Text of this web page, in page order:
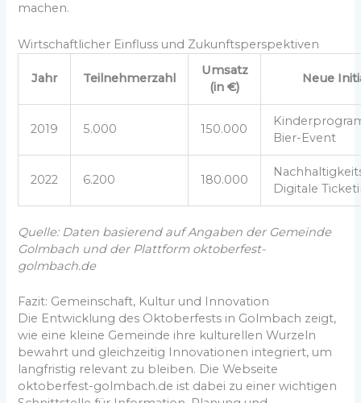
machen.
Wirtschaftlicher Einfluss und Zukunftsperspektiven
Jahr Teilnehmerzahl
Umsatz
(in €)
Neue
2019 5.000 150.000
Bier-Event
2022 6.200 180.000
Digitale
Quelle: Daten basierend auf Angaben der Gemeinde
Golmbach und der Plattform oktoberfest-
golmbach.de
Fazit: Gemeinschaft, Kultur und Innovation
Die Entwicklung des Oktoberfests in Golmbach zeigt,
wie eine kleine Gemeinde ihre kulturellen Wurzeln
bewahrt und gleichzeitig Innovationen integriert, um
langfristig relevant zu bleiben. Die Webseite
oktoberfest-golmbach.de ist dabei zu einer wichtigen